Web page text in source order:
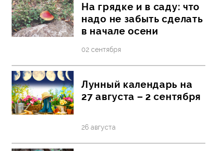
На грядке и в саду: что
надо не забыть сделать
в начале осени
02 сентября
Лунный календарь на
27 августа – 2 сентября
26 августа